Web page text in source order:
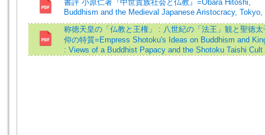
書評 小原仁著『中世貴族社会と仏教』=Obara Hitoshi,
Buddhism and the Medieval Japanese Aristocracy, Tokyo,
称徳天皇の「仏教と王権」 : 八世紀の「法王」観と聖徳太
仰の特質=Empress Shotoku's Ideas on Buddhism and
: Views of a Buddhist Papacy and the Shotoku Taishi Cult